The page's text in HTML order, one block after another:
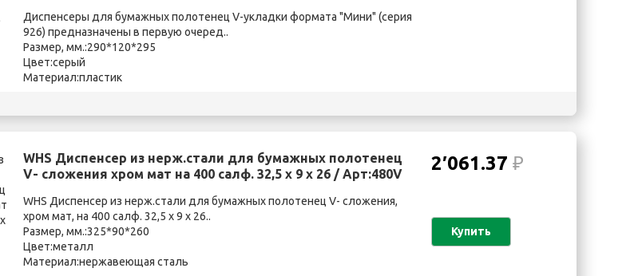
Диспенсеры для бумажных полотенец V-укладки формата "Мини" (серия
926) предназначены в первую очеред..
Размер, мм.:290*120*295
Цвет:серый
Материал:пластик
WHS Диспенсер из нерж.стали для бумажных полотенец
V- сложения хром мат на 400 салф. 32,5 х 9 х 26 / Арт:480V
WHS Диспенсер из нерж.стали для бумажных полотенец V- сложения,
хром мат, на 400 салф. 32,5 х 9 х 26..
Размер, мм.:325*90*260
Цвет:металл
Материал:нержавеющая сталь
2′061.37 ₽
Купить